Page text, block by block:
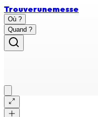
Trouverunemesse
Où ?
Quand ?